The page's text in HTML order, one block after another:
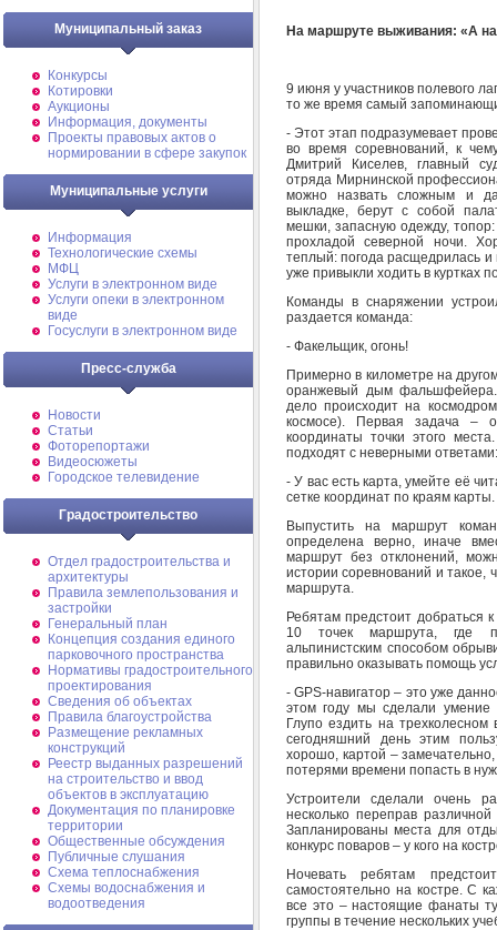
Муниципальный заказ
Конкурсы
Котировки
Аукционы
Информация, документы
Проекты правовых актов о
нормировании в сфере закупок
Муниципальные услуги
Информация
Технологические схемы
МФЦ
Услуги в электронном виде
Услуги опеки в электронном
виде
Госуслуги в электронном виде
Пресс-служба
Новости
Статьи
Фоторепортажи
Видеосюжеты
Городское телевидение
Градостроительство
Отдел градостроительства и
архитектуры
Правила землепользования и
застройки
Генеральный план
Концепция создания единого
парковочного пространства
Нормативы градостроительного
проектирования
Сведения об объектах
Правила благоустройства
Размещение рекламных
конструкций
Реестр выданных разрешений
на строительство и ввод
объектов в эксплуатацию
Документация по планировке
территории
Общественные обсуждения
Публичные слушания
Схема теплоснабжения
Схемы водоснабжения и
водоотведения
На маршруте выживания: «А
9 июня у участников полевого
то же время самый
- Этот этап подразумевает
во время соревнований, к
Дмитрий Киселев, главный
отряда Мирнинской
можно назвать сложным и
выкладке, берут с собой
мешки, запасную одежду,
прохладой северной ночи.
теплый: погода расщедрилась
уже привыкли ходить в куртках
Команды в снаряжении
раздается команда:
- Факельщик, огонь!
Примерно в километре на
оранжевый дым
дело происходит на
космосе). Первая задача –
координаты точки этого
подходят с неверными
- У вас есть карта, умейте её
сетке координат по краям карты.
Выпустить на маршрут
определена верно, иначе
маршрут без отклонений,
истории соревнований и
маршрута.
Ребятам предстоит добраться
10 точек маршрута, где
альпинистским способом
правильно оказывать помощь
- GPS-навигатор – это уже
этом году мы сделали
Глупо ездить на
сегодняшний день этим
хорошо, картой –
потерями времени попасть в
Устроители сделали очень
несколько переправ
Запланированы места для
конкурс поваров – у кого на
Ночевать ребятам
самостоятельно на костре. С
все это – настоящие фанаты
группы в течение нескольких